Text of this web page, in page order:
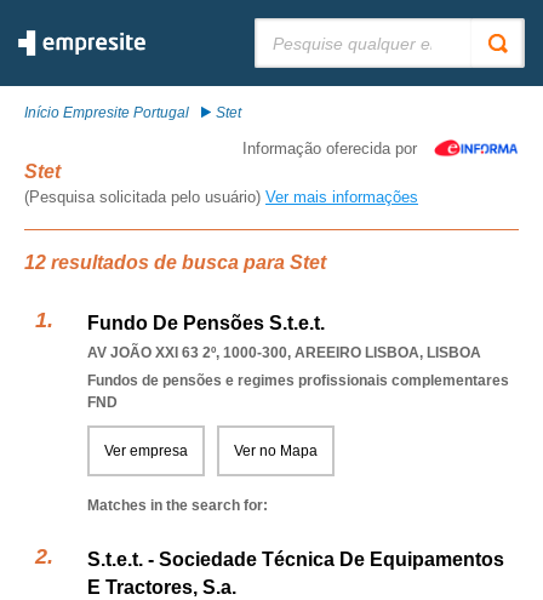
Início Empresite Portugal Stet
Informação oferecida por
Stet
(Pesquisa solicitada pelo usuário) Ver mais informações
12 resultados de busca para Stet
Fundo De Pensões S.t.e.t.
AV JOÃO XXI 63 2º, 1000-300, AREEIRO LISBOA, LISBOA
Fundos de pensões e regimes profissionais complementares
FND
Ver empresa Ver no Mapa
Matches in the search for:
S.t.e.t. - Sociedade Técnica De Equipamentos
E Tractores, S.a.